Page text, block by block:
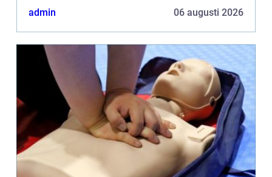
kontroller och rengöringar kan vara för din
admin 06 augusti 2026